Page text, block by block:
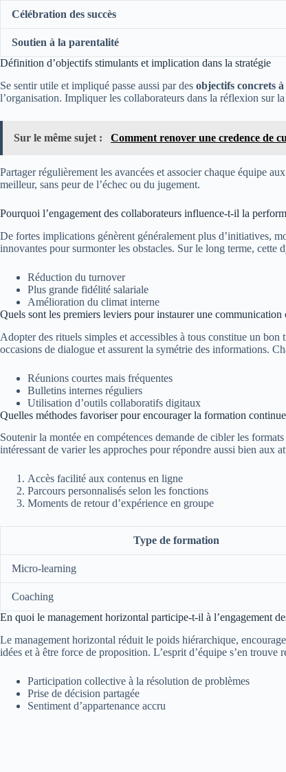
Célébration des succès
Soutien à la parentalité
Définition d’objectifs stimulants et implication dans la stratégie
Se sentir utile et impliqué passe aussi par des objectifs concrets
l’organisation. Impliquer les collaborateurs dans la réflexion sur la
Sur le même sujet : Comment renover une credence de
Partager régulièrement les avancées et associer chaque équipe
meilleur, sans peur de l’échec ou du jugement.
Pourquoi l’engagement des collaborateurs influence-t-il la
De fortes implications génèrent généralement plus d’initiatives,
innovantes pour surmonter les obstacles. Sur le long terme,
Réduction du turnover
Plus grande fidélité salariale
Amélioration du climat interne
Quels sont les premiers leviers pour instaurer une communication
Adopter des rituels simples et accessibles à tous constitue un
occasions de dialogue et assurent la symétrie des informations.
Réunions courtes mais fréquentes
Bulletins internes réguliers
Utilisation d’outils collaboratifs digitaux
Quelles méthodes favoriser pour encourager la formation
Soutenir la montée en compétences demande de cibler les
intéressant de varier les approches pour répondre aussi bien aux
Accès facilité aux contenus en ligne
Parcours personnalisés selon les fonctions
Moments de retour d’expérience en groupe
Type de formation
Micro-learning
Coaching
En quoi le management horizontal participe-t-il à l’engagement
Le management horizontal réduit le poids hiérarchique,
idées et à être force de proposition. L’esprit d’équipe s’en
Participation collective à la résolution de problèmes
Prise de décision partagée
Sentiment d’appartenance accru